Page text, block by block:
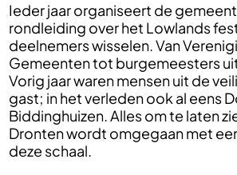
Ieder jaar organiseert de
rondleiding over het Lowlands
deelnemers wisselen. Van
Gemeenten tot burgemeesters
Vorig jaar waren mensen uit de
gast; in het verleden ook al eens
Biddinghuizen. Alles om te laten
Dronten wordt omgegaan met
deze schaal.